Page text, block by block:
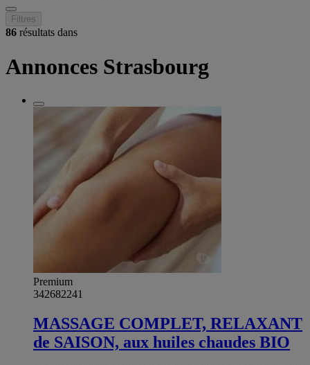
Filtres
86 résultats dans
Annonces Strasbourg
Premium
342682241
MASSAGE COMPLET, RELAXANT
de SAISON, aux huiles chaudes BIO